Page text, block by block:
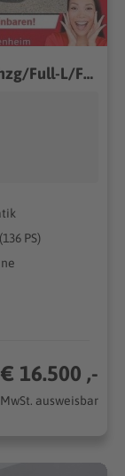
VW Golf VII / Wärmep./ACC/CCS/Shzg/Full-L/FLA
PS)
€ 16.500 ,-
MwSt. ausweisbar